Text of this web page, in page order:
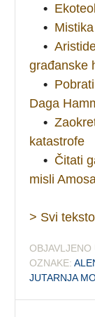
•
•
•
građanske
•
Daga
•
katastrofe
• Čitati
misli
> Svi
OBJAVLJENO
OZNAKE:
JUTARNJA